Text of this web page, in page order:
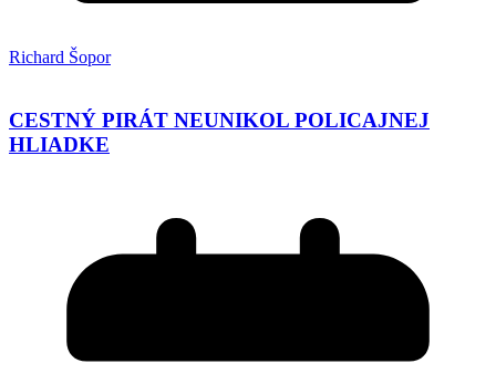
Richard Šopor
CESTNÝ PIRÁT NEUNIKOL POLICAJNEJ
HLIADKE